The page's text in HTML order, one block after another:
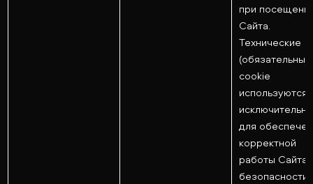
при
Сайта.
Технические
cookie
используются
исключительно
для
корректной
работы Сайта,
безопасности,